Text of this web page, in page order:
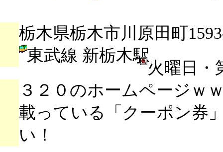
栃木県栃木市川原田町
東武線 新栃木駅
火曜日・
３２０のホームページｗ
載っている「クーポン券
い！